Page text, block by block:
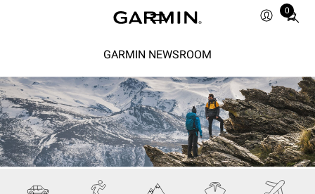
0
Total
0
GARMIN NEWSROOM